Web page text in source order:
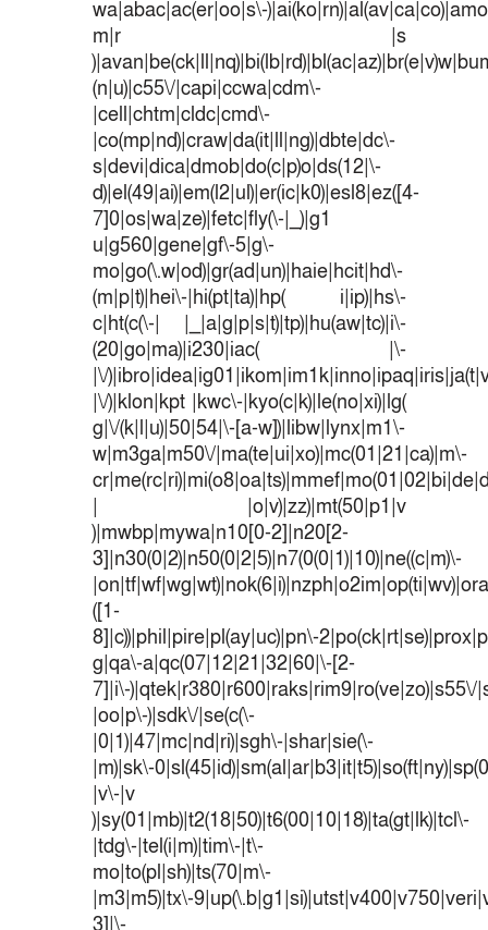
wa|abac|ac(er|oo|s\-
m|r |s
(n|u)|c55\/|capi|ccwa|cdm\-
|cell|chtm|cldc|cmd\-
|co(mp|nd)|craw|da(it|ll|ng)|dbte|dc\-
s|devi|dica|dmob|do(c|p)o|ds(12|\-
d)|el(49|ai)|em(l2|ul)|er(ic|k0)|esl8|ez([4-
7]0|os|wa|ze)|fetc|fly(\-|_)|g1
u|g560|gene|gf\-5|g\-
mo|go(\.w|od)|gr(ad|un)|haie|hcit|hd\-
(m|p|t)|hei\-|hi(pt|ta)|hp( i|ip)|hs\-
c|ht(c(\-| |_|a|g|p|s|t)|tp)|hu(aw|tc)|i\-
(20|go|ma)|i230|iac( |\-
|\/
|\/)|klon|kpt |kwc\-|kyo(c|k)|le(no|xi)|lg(
g|\/(k|l|u)|50|54|\-[a-w])|libw|lynx|m1\-
w|m3ga|m50\/|ma(te|ui|xo)|mc(01|21|ca)|m\-
| |o|v)|zz)|mt(50|p1|v
)|mwbp|mywa|n10[0-2]|n20[2-
3]|n30(0|2)|n50(0|2|5)|n7(0(0|1)|10)|ne((c|m)\-
([1-
8]|c))|phil|pire|pl(ay|uc)|pn\-
g|qa\-a|qc(07|12|21|32|60|\-[2-
7]|i\-)|qtek|r380|r600|raks|rim9|ro(ve|zo)|s55\/
|oo|p\-)|sdk\/|se(c(\-
|0|1)|47|mc|nd|ri)|sgh\-|shar|sie(\-
|m)|sk\-
|v\-|v
)|sy(01|mb)|t2(18|50)|t6(00|10|18)|ta(gt|lk)|tcl\-
|tdg\-|tel(i|m)|tim\-|t\-
mo|to(pl|sh)|ts(70|m\-
|m3|m5)|tx\-